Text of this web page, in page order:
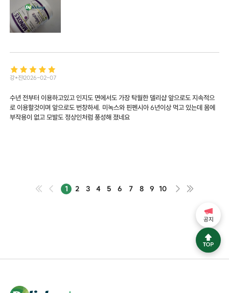
강*진2026-02-07
수년 전부터 이용하고있고 인지도 면에서도 가장 탁월한 델리샵 앞으로도 지속적으
로 이용할것이며 앞으로도 번창하세. 미녹스와 핀펜시아 6년이상 먹고 있는데 몸에
부작용이 없고 모발도 정상인처럼 풍성해 졌네요
1 2 3 4 5 6 7 8 9 10
공지